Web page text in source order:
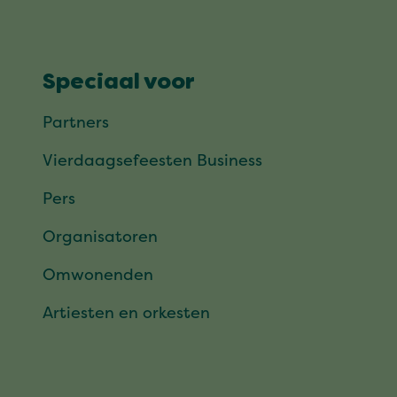
Speciaal voor
Partners
Vierdaagsefeesten Business
Pers
Organisatoren
Omwonenden
Artiesten en orkesten